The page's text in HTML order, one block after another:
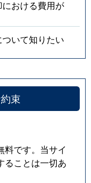
おける費用が
いて知りたい
束
料です。当サイ
ることは一切あ